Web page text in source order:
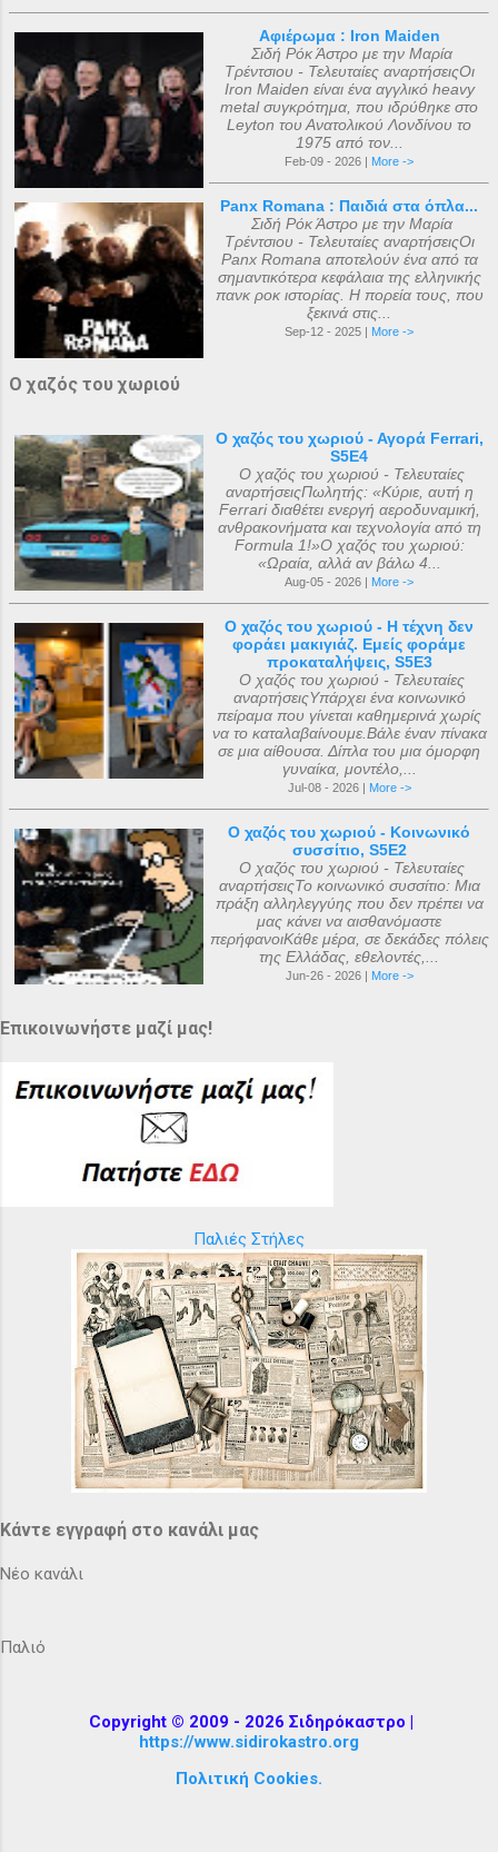
Αφιέρωμα : Iron Maiden
Σιδή Ρόκ Άστρο με την Μαρία
Τρέντσιου - Τελευταίες αναρτήσειςΟι
Iron Maiden είναι ένα αγγλικό heavy
metal συγκρότημα, που ιδρύθηκε στο
Leyton του Ανατολικού Λονδίνου το
1975 από τον...
Feb-09 - 2026 | More ->
Panx Romana : Παιδιά στα όπλα...
Σιδή Ρόκ Άστρο με την Μαρία
Τρέντσιου - Τελευταίες αναρτήσειςΟι
Panx Romana αποτελούν ένα από τα
σημαντικότερα κεφάλαια της ελληνικής
πανκ ροκ ιστορίας. Η πορεία τους, που
ξεκινά στις...
Sep-12 - 2025 | More ->
Ο χαζός του χωριού
Ο χαζός του χωριού - Αγορά Ferrari,
S5E4
Ο χαζός του χωριού - Τελευταίες
αναρτήσειςΠωλητής: «Κύριε, αυτή η
Ferrari διαθέτει ενεργή αεροδυναμική,
ανθρακονήματα και τεχνολογία από τη
Formula 1!»Ο χαζός του χωριού:
«Ωραία, αλλά αν βάλω 4...
Aug-05 - 2026 | More ->
Ο χαζός του χωριού - Η τέχνη δεν
φοράει μακιγιάζ. Εμείς φοράμε
προκαταλήψεις, S5E3
Ο χαζός του χωριού - Τελευταίες
αναρτήσειςΥπάρχει ένα κοινωνικό
πείραμα που γίνεται καθημερινά χωρίς
να το καταλαβαίνουμε.Βάλε έναν πίνακα
σε μια αίθουσα. Δίπλα του μια όμορφη
γυναίκα, μοντέλο,...
Jul-08 - 2026 | More ->
Ο χαζός του χωριού - Κοινωνικό
συσσίτιο, S5E2
Ο χαζός του χωριού - Τελευταίες
αναρτήσειςΤο κοινωνικό συσσίτιο: Μια
πράξη αλληλεγγύης που δεν πρέπει να
μας κάνει να αισθανόμαστε
περήφανοιΚάθε μέρα, σε δεκάδες πόλεις
της Ελλάδας, εθελοντές,...
Jun-26 - 2026 | More ->
Επικοινωνήστε μαζί μας!
Παλιές Στήλες
Κάντε εγγραφή στο κανάλι μας
Νέο κανάλι
Παλιό
Copyright © 2009 - 2026 Σιδηρόκαστρο |
https://www.sidirokastro.org
Πολιτική Cookies.